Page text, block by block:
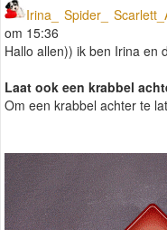
Irina_ Spider_
om 15:36
Hallo allen)) ik ben Irina en
Laat ook een krabbel
Om een krabbel achter te